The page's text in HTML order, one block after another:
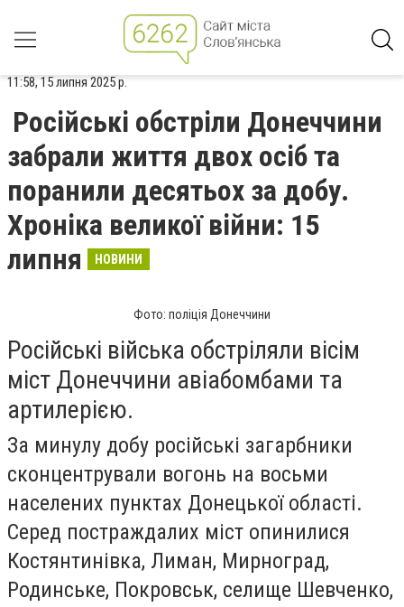
11:58, 15 липня 2025 р.
Російські обстріли Донеччини
забрали життя двох осіб та
поранили десятьох за добу.
Хроніка великої війни: 15
липня
НОВИНИ
Фото: поліція Донеччини
Російські війська обстріляли вісім
міст Донеччини авіабомбами та
артилерією.
За минулу добу російські загарбники
сконцентрували вогонь на восьми
населених пунктах Донецької області.
Серед постраждалих міст опинилися
Костянтинівка, Лиман, Мирноград,
Родинське, Покровськ, селище Шевченко,